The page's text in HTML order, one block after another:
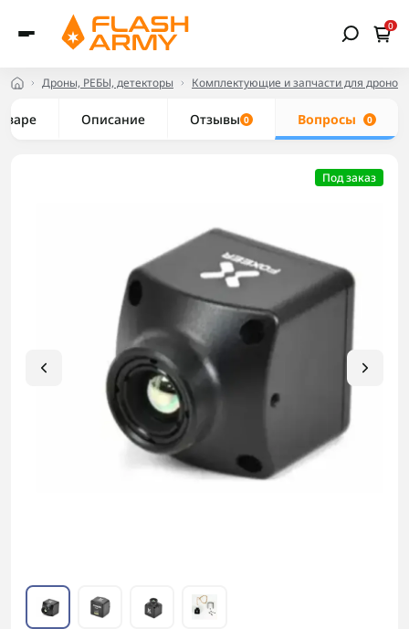
0
Дроны, РЕБЫ, детекторы Комплектующие и запчасти для дронов
Описание Отзывы 0 Вопросы 0
Под заказ